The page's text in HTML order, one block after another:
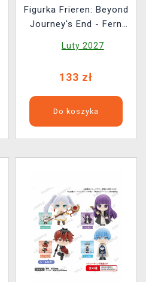
Figurka Frieren: Beyond
Journey's End - Fern
(Sega)
Luty 2027
133 zł
Do koszyka